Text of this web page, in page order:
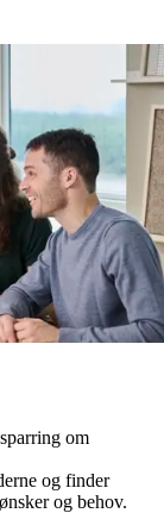
om
og finder
og behov.